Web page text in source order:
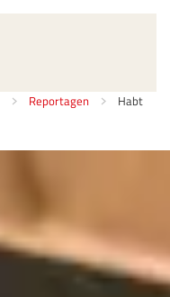
Reportagen
Habt